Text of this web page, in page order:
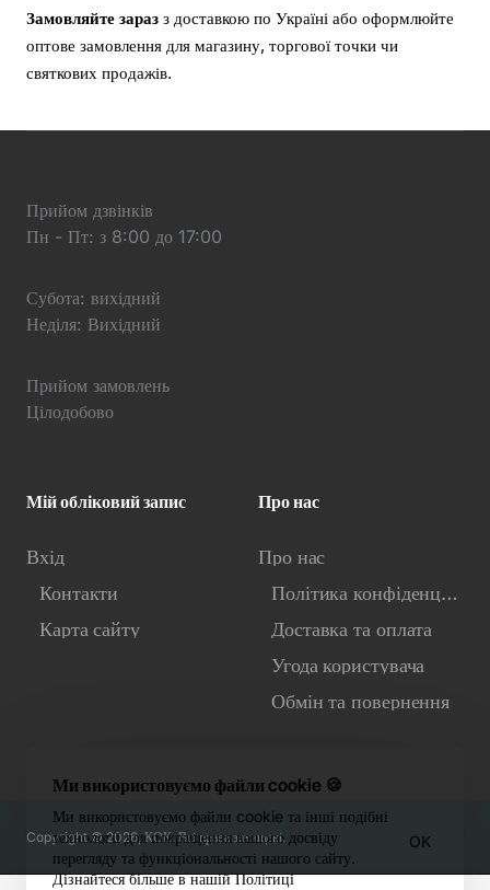
Ми використовуємо файли cookie 🍪
Ми використовуємо файли cookie та інші подібні
технології для покращення вашого досвіду
перегляду та функціональності нашого сайту.
Дізнайтеся більше в нашій Політиці
OK
Замовляйте зараз з доставкою по Україні або оформлюйте
оптове замовлення для магазину, торгової точки чи
святкових продажів.
Прийом дзвінків
Пн - Пт: з 8:00 до 17:00
Субота: вихідний
Неділя: Вихідний
Прийом замовлень
Цілодобово
Мій обліковий запис
Вхід
Контакти
Карта сайту
Про нас
Про нас
Політика конфіденційності
Доставка та оплата
Угода користувача
Обмін та повернення
Copyright © 2026, КОК. Всі права захищені.